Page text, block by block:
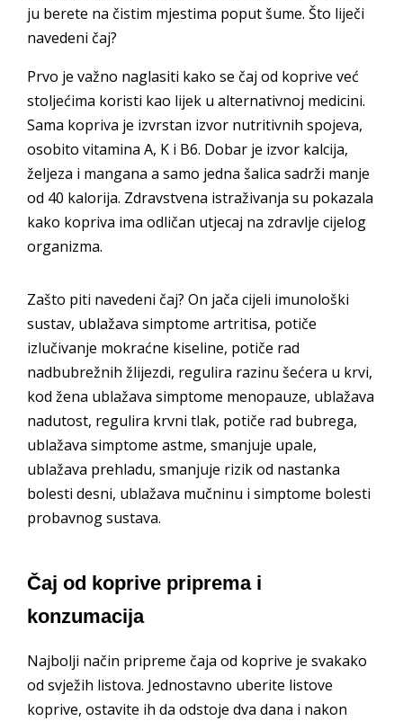
ju berete na čistim mjestima poput šume. Što liječi
navedeni čaj?
Prvo je važno naglasiti kako se čaj od koprive već
stoljećima koristi kao lijek u alternativnoj medicini.
Sama kopriva je izvrstan izvor nutritivnih spojeva,
osobito vitamina A, K i B6. Dobar je izvor kalcija,
željeza i mangana a samo jedna šalica sadrži manje
od 40 kalorija. Zdravstvena istraživanja su pokazala
kako kopriva ima odličan utjecaj na zdravlje cijelog
organizma.
Zašto piti navedeni čaj? On jača cijeli imunološki
sustav, ublažava simptome artritisa, potiče
izlučivanje mokraćne kiseline, potiče rad
nadbubrežnih žlijezdi, regulira razinu šećera u krvi,
kod žena ublažava simptome menopauze, ublažava
nadutost, regulira krvni tlak, potiče rad bubrega,
ublažava simptome astme, smanjuje upale,
ublažava prehladu, smanjuje rizik od nastanka
bolesti desni, ublažava mučninu i simptome bolesti
probavnog sustava.
Čaj od koprive priprema i
konzumacija
Najbolji način pripreme čaja od koprive je svakako
od svježih listova. Jednostavno uberite listove
koprive, ostavite ih da odstoje dva dana i nakon